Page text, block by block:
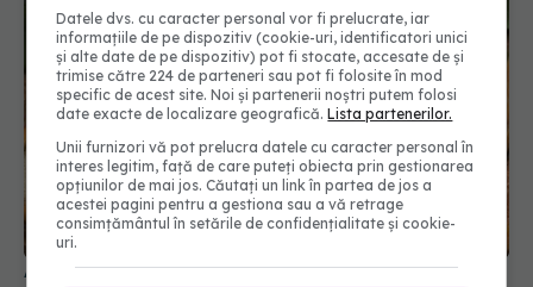
Ashwagandha: 4 efecte adverse potențial grave
Datele dvs. cu caracter personal vor fi prelucrate, iar
informațiile de pe dispozitiv (cookie-uri, identificatori unici
și alte date de pe dispozitiv) pot fi stocate, accesate de și
trimise către 224 de parteneri sau pot fi folosite în mod
specific de acest site. Noi și partenerii noștri putem folosi
date exacte de localizare geografică.Lista partenerilor.
Unii furnizori vă pot prelucra datele cu caracter personal în
interes legitim, față de care puteți obiecta prin gestionarea
opțiunilor de mai jos. Căutați un link în partea de jos a
acestei pagini pentru a gestiona sau a vă retrage
consimțământul în setările de confidențialitate și cookie-
uri.